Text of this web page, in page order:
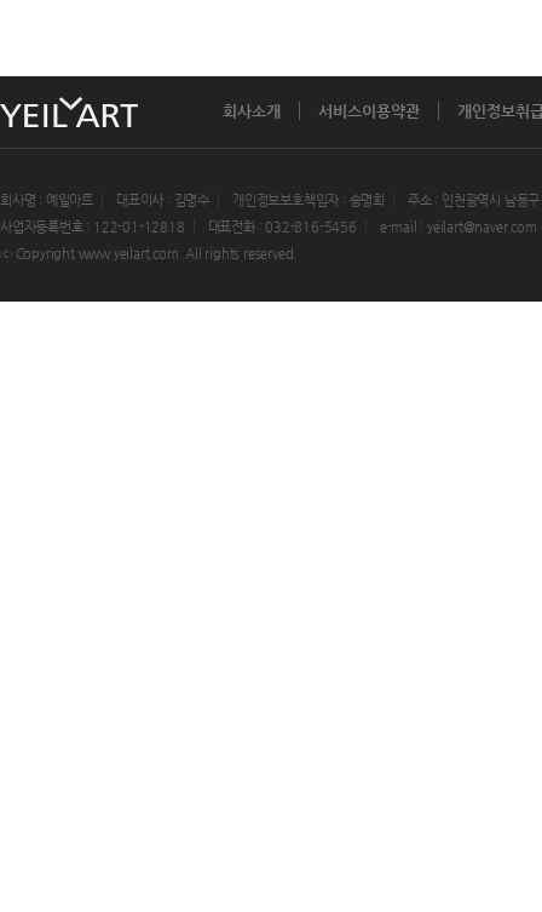
회사소개 서비스이용약관 개인정보취
회사명 : 예일아트 대표이사 : 김명수 개인정보보호책임자 : 송명희
주소 : 인천광역시 남동
사업자등록번호 : 122-01-12818
대표전화 : 032-816-5456
e-mail : yeilart@naver.com
ⓒ Copyright www.yeilart.com. All rights reserved.